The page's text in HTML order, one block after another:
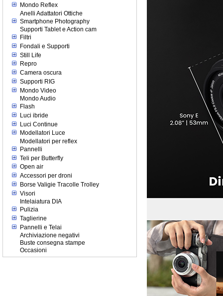
Mondo Reflex
Anelli Adattatori Ottiche
Smartphone Photography
Supporti Tablet e Action cam
Filtri
Fondali e Supporti
Still Life
Repro
Camera oscura
Supporti RIG
Mondo Video
Mondo Audio
Flash
Luci ibride
Luci Continue
Modellatori Luce
Modellatori per reflex
Pannelli
Teli per Butterfly
Open air
Accessori per droni
Borse Valigie Tracolle Trolley
Visori
Intelaiatura DIA
Pulizia
Taglierine
Pannelli e Telai
Archiviazione negativi
Buste consegna stampe
Occasioni